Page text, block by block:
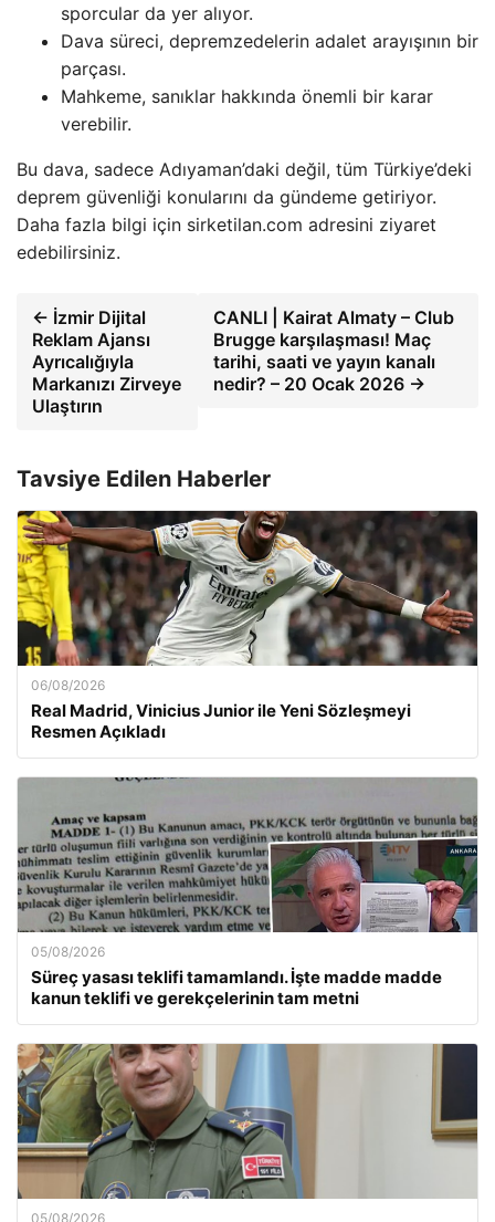
sporcular da yer alıyor.
Dava süreci, depremzedelerin adalet arayışının bir
parçası.
Mahkeme, sanıklar hakkında önemli bir karar
verebilir.
Bu dava, sadece Adıyaman’daki değil, tüm Türkiye’deki
deprem güvenliği konularını da gündeme getiriyor.
Daha fazla bilgi için sirketilan.com adresini ziyaret
edebilirsiniz.
← İzmir Dijital
Reklam Ajansı
Ayrıcalığıyla
Markanızı Zirveye
Ulaştırın
CANLI | Kairat Almaty – Club
Brugge karşılaşması! Maç
tarihi, saati ve yayın kanalı
nedir? – 20 Ocak 2026 →
Tavsiye Edilen Haberler
06/08/2026
Real Madrid, Vinicius Junior ile Yeni Sözleşmeyi
Resmen Açıkladı
05/08/2026
Süreç yasası teklifi tamamlandı. İşte madde madde
kanun teklifi ve gerekçelerinin tam metni
05/08/2026